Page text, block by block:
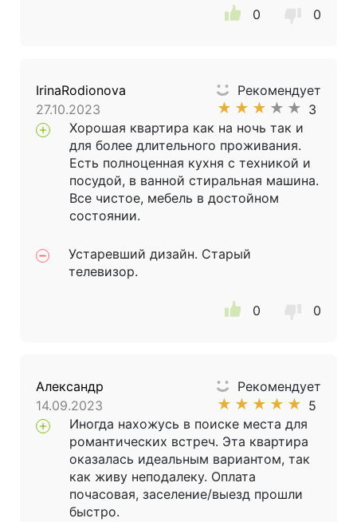
0 0
IrinaRodionova
27.10.2023
Рекомендует
★ ★ ★ ★ ★ 3
Хорошая квартира как на ночь так и
для более длительного проживания.
Есть полноценная кухня с техникой и
посудой, в ванной стиральная машина.
Все чистое, мебель в достойном
состоянии.
Устаревший дизайн. Старый
телевизор.
0 0
Александр
14.09.2023
Рекомендует
★ ★ ★ ★ ★ 5
Иногда нахожусь в поиске места для
романтических встреч. Эта квартира
оказалась идеальным вариантом, так
как живу неподалеку. Оплата
почасовая, заселение/выезд прошли
быстро.